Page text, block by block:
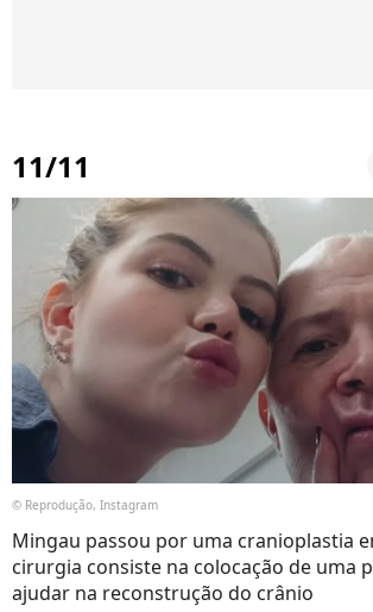
11/11
© Reprodução, Instagram
Mingau passou por uma cranioplastia
cirurgia consiste na colocação de uma
ajudar na reconstrução do crânio